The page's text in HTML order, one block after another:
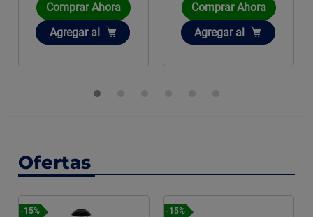
Comprar Ahora
Añadir
Agregar al
Comprar Ahora
Añadir
Agregar al
Ofertas
-15% -15%